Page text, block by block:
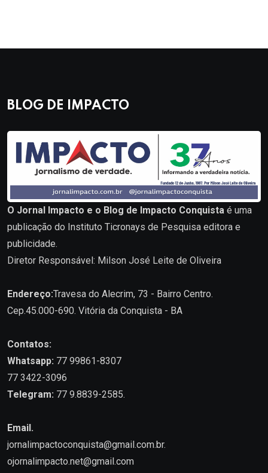
BLOG DE IMPACTO
O Jornal Impacto e o Blog de Impacto Conquista é uma
publicação do Instituto Ticronays de Pesquisa editora e
publicidade.
Diretor Responsável: Milson José Leite de Oliveira
Endereço:Travesa do Alecrim, 73 - Bairro Centro.
Cep.45.000-690. Vitória da Conquista - BA
Contatos:
Whatsapp: 77 99861-8307
77 3422-3096
Telegram: 77 9.8839-2585.
Email.
jornalimpactoconquista@gmail.com.br.
ojornalimpacto.net@gmail.com